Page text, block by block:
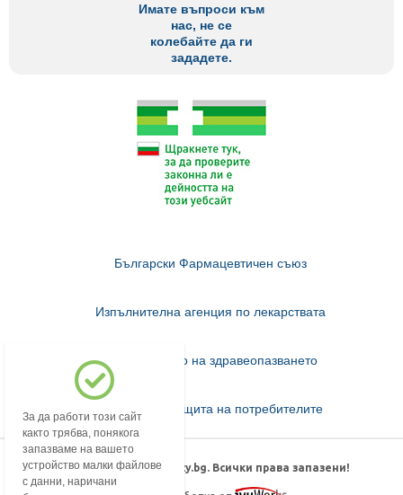
Имате въпроси към
нас, не се
колебайте да ги
зададете.
Български Фармацевтичен съюз
Изпълнителна агенция по лекарствата
Министерство на здравеопазването
Комисия за защита на потребителите
© 2018-2026 mypharmacy.bg. Всички права запазени!
За да работи този сайт
както трябва, понякога
запазваме на вашето
устройство малки файлове
с данни, наричани